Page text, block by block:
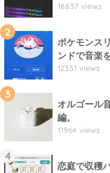
18837 views
2
ポケモンス
ンドで音楽
12351 views
3
オルゴール
編。
11964 views
4
恋庭で収穫